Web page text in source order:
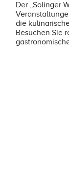
Der „Solinger
die
Besuchen Sie